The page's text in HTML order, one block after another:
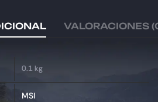
VALORACIONES
0.1 kg
MSI